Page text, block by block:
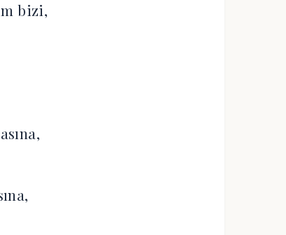
bizi,